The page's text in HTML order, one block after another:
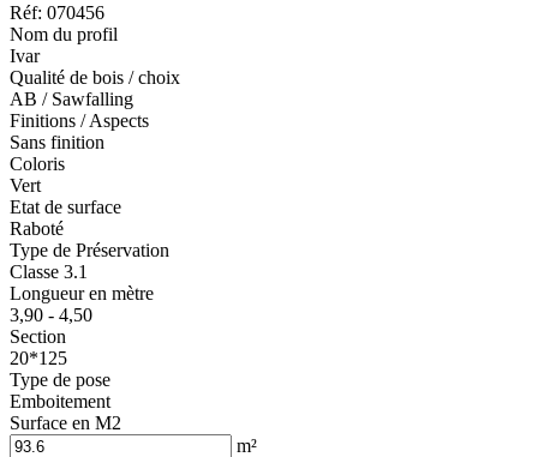
Réf: 070456
Nom du profil
Ivar
Qualité de bois / choix
AB / Sawfalling
Finitions / Aspects
Sans finition
Coloris
Vert
Etat de surface
Raboté
Type de Préservation
Classe 3.1
Longueur en mètre
3,90 - 4,50
Section
20*125
Type de pose
Emboitement
Surface en M2
m²